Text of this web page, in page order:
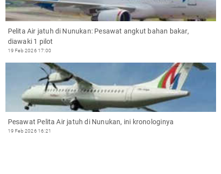
Pelita Air jatuh di Nunukan: Pesawat angkut bahan bakar,
diawaki 1 pilot
19 Feb 2026 17:00
Pesawat Pelita Air jatuh di Nunukan, ini kronologinya
19 Feb 2026 16:21